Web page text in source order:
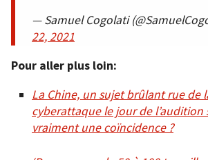
— Samuel Cogolati
22, 2021
Pour aller plus loin:
La Chine, un sujet brûlant rue de
cyberattaque le jour de l’audition
vraiment une coïncidence ?